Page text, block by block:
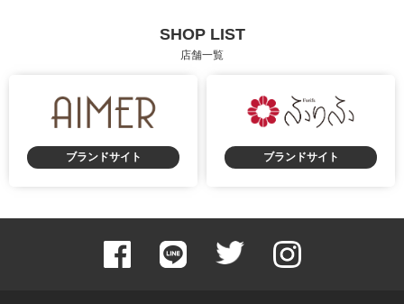
SHOP LIST
店舗一覧
ブランドサイト ブランドサイト